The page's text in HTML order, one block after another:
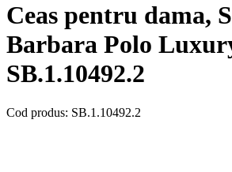
Ceas pentru dama,
Barbara Polo
SB.1.10492.2
Cod produs: SB.1.10492.2